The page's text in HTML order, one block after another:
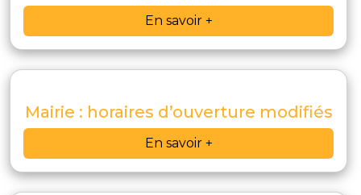
En savoir +
Mairie : horaires d’ouverture modifiés
En savoir +